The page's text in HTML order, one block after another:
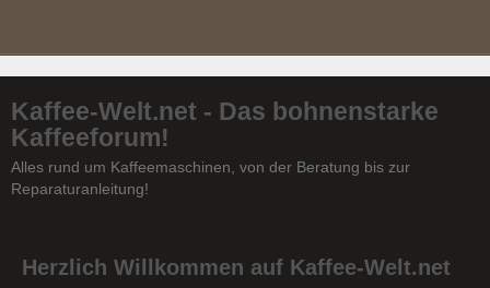
Kaffee-Welt.net - Das bohnenstarke
Kaffeeforum!
Alles rund um Kaffeemaschinen, von der Beratung bis zur
Reparaturanleitung!
Herzlich Willkommen auf Kaffee-Welt.net